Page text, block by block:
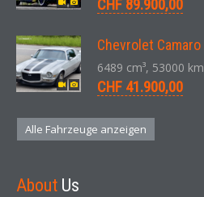
CHF 89.900,00
6489 cm³, 53000 km
CHF 41.900,00
Alle Fahrzeuge anzeigen
About Us